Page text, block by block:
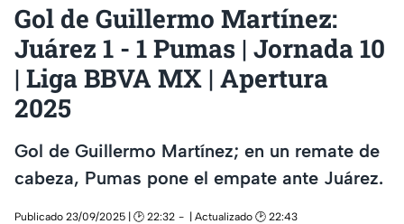
Gol de Guillermo Martínez:
Juárez 1 - 1 Pumas | Jornada 10
| Liga BBVA MX | Apertura
2025
Gol de Guillermo Martínez; en un remate de
cabeza, Pumas pone el empate ante Juárez.
Publicado 23/09/2025 | 🕑 22:32
| Actualizado 🕑 22:43